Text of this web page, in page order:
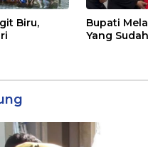
Biru,
Bupati
Yang